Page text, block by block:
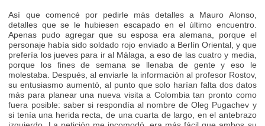
Así que comencé por pedirle más detalles a Mauro Alonso,
detalles que se le hubiesen escapado en el último encuentro.
Apenas pudo agregar que su esposa era alemana, porque el
personaje había sido soldado rojo enviado a Berlín Oriental, y que
prefería los jueves para ir al Málaga, a eso de las cuatro y media,
porque los fines de semana se llenaba de gente y eso le
molestaba. Después, al enviarle la información al profesor Rostov,
su entusiasmo aumentó, al punto que solo harían falta dos datos
más para planear una nueva visita a Colombia tan pronto como
fuera posible: saber si respondía al nombre de Oleg Pugachev y
si tenía una herida recta, de una cuarta de largo, en el antebrazo